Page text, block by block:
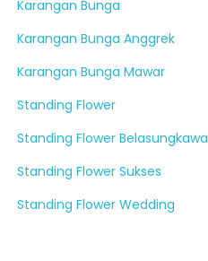
Karangan Bunga
Karangan Bunga Anggrek
Karangan Bunga Mawar
Standing Flower
Standing Flower Belasungkawa
Standing Flower Sukses
Standing Flower Wedding